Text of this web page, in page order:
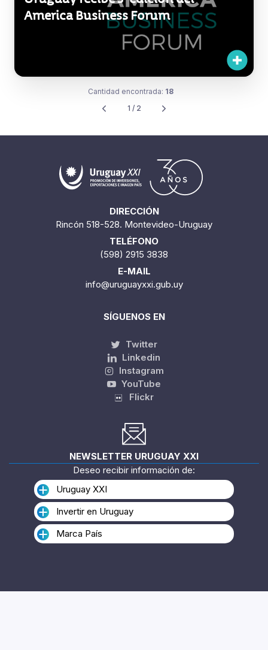
Cantidad encontrada:18
1 / 2
DIRECCIÓN
Rincón 518-528. Montevideo-Uruguay
TELÉFONO
(598) 2915 3838
E-MAIL
info@uruguayxxi.gub.uy
SÍGUENOS EN
Twitter
Linkedin
Instagram
YouTube
Flickr
NEWSLETTER URUGUAY XXI
Deseo recibir información de:
Uruguay XXI
Invertir en Uruguay
Marca País